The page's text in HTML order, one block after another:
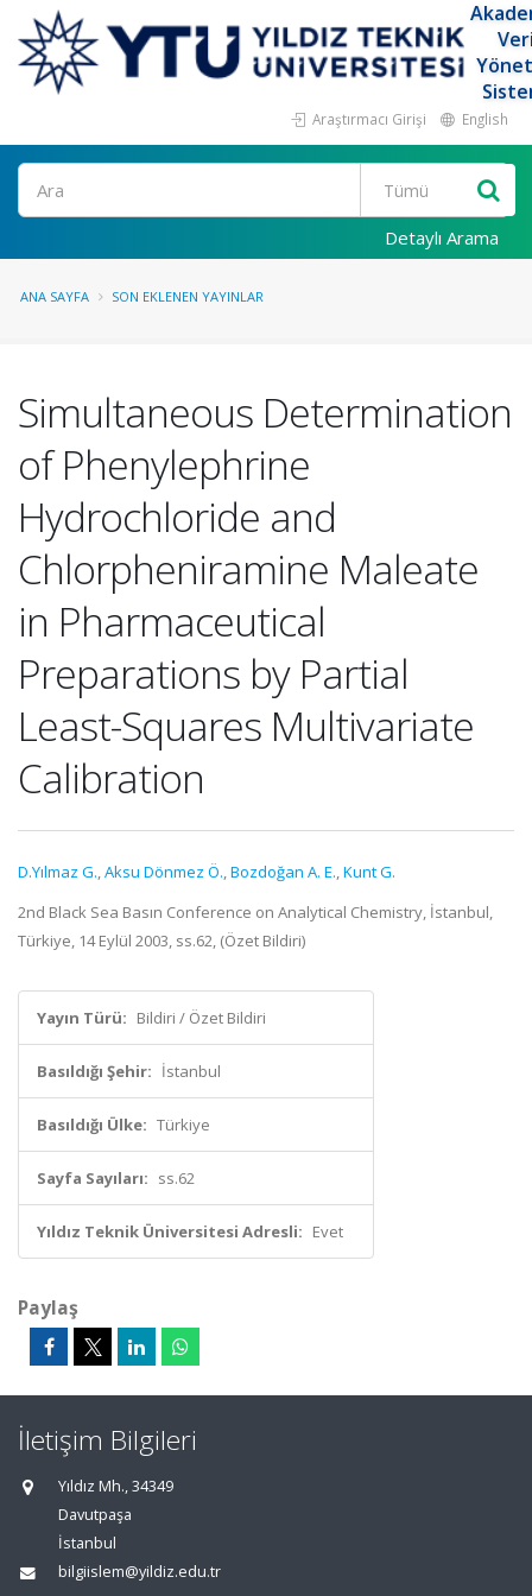
Araştırmacı Girişi English
Ara
Detaylı Arama
ANA SAYFA SON EKLENEN YAYINLAR
Simultaneous Determination
of Phenylephrine
Hydrochloride and
Chlorpheniramine Maleate
in Pharmaceutical
Preparations by Partial
Least-Squares Multivariate
Calibration
D.Yılmaz G.,Aksu Dönmez Ö.,Bozdoğan A. E.,Kunt G.
2nd Black Sea Basın Conference on Analytical Chemistry, İstanbul,
Türkiye, 14 Eylül 2003, ss.62, (Özet Bildiri)
Yayın Türü: Bildiri / Özet Bildiri
Basıldığı Şehir: İstanbul
Basıldığı Ülke: Türkiye
Sayfa Sayıları: ss.62
Yıldız Teknik Üniversitesi Adresli: Evet
Paylaş
İletişim Bilgileri
Yıldız Mh., 34349
Davutpaşa
İstanbul
bilgiislem@yildiz.edu.tr